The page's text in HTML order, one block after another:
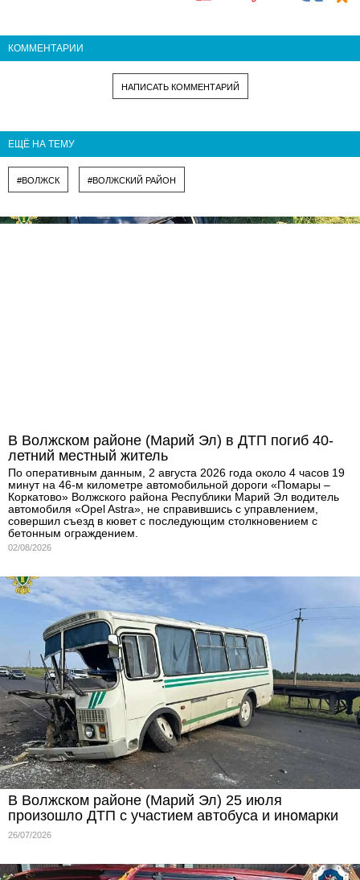
КОММЕНТАРИИ
НАПИСАТЬ КОММЕНТАРИЙ
ЕЩЁ НА ТЕМУ
#ВОЛЖСК #ВОЛЖСКИЙ РАЙОН
В Волжском районе (Марий Эл) в ДТП погиб 40-
летний местный житель
По оперативным данным, 2 августа 2026 года около 4 часов 19
минут на 46-м километре автомобильной дороги «Помары –
Коркатово» Волжского района Республики Марий Эл водитель
автомобиля «Opel Astra», не справившись с управлением,
совершил съезд в кювет с последующим столкновением с
бетонным ограждением.
02/08/2026
В Волжском районе (Марий Эл) 25 июля
произошло ДТП с участием автобуса и иномарки
26/07/2026